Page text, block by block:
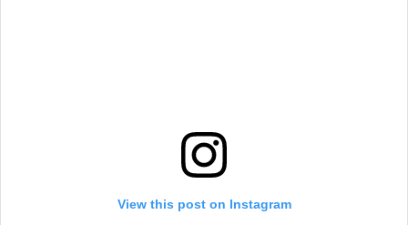
View this post on Instagram